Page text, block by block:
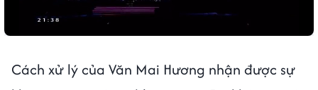
Cách xử lý của Văn Mai Hương nhận được sự